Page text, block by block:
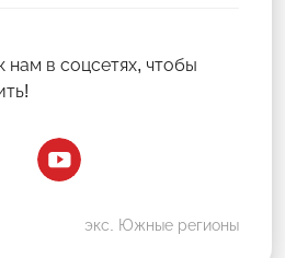
нам в соцсетях, чтобы
экс. Южные регионы